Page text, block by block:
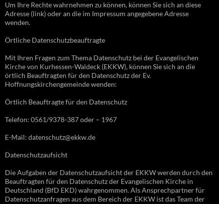
Um Ihre Rechte wahrnehmen zu können, können Sie sich an diese
Adresse (link) oder an die im Impressum angegebene Adresse
wenden.
Örtliche Datenschutzbeauftragte
Mit Ihren Fragen zum Thema Datenschutz bei der Evangelischen
Kirche von Kurhessen-Waldeck (EKKW), können Sie sich an die
örtlich Beauftragten für den Datenschutz der Ev.
Hoffnungskirchengemeinde wenden:
Örtlich Beauftragte für den Datenschutz
Telefon: 0561/9378-387 oder – 1967
E-Mail: datenschutz@ekkw.de
Datenschutzaufsicht
Die Aufgaben der Datenschutzaufsicht der EKKW werden durch den
Beauftragten für den Datenschutz der Evangelischen Kirche in
Deutschland (BfD EKD) wahrgenommen. Als Ansprechpartner für
Datenschutzanfragen aus dem Bereich der EKKW ist das Team der